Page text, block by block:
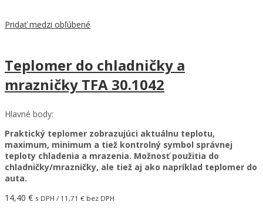
Pridať medzi obľúbené
Teplomer do chladničky a
mrazničky TFA 30.1042
Hlavné body:
Praktický teplomer zobrazujúci aktuálnu teplotu,
maximum, minimum a tiež kontrolný symbol správnej
teploty chladenia a mrazenia. Možnosť použitia do
chladničky/mrazničky, ale tiež aj ako napríklad teplomer do
auta.
14,40 € s DPH / 11,71 € bez DPH